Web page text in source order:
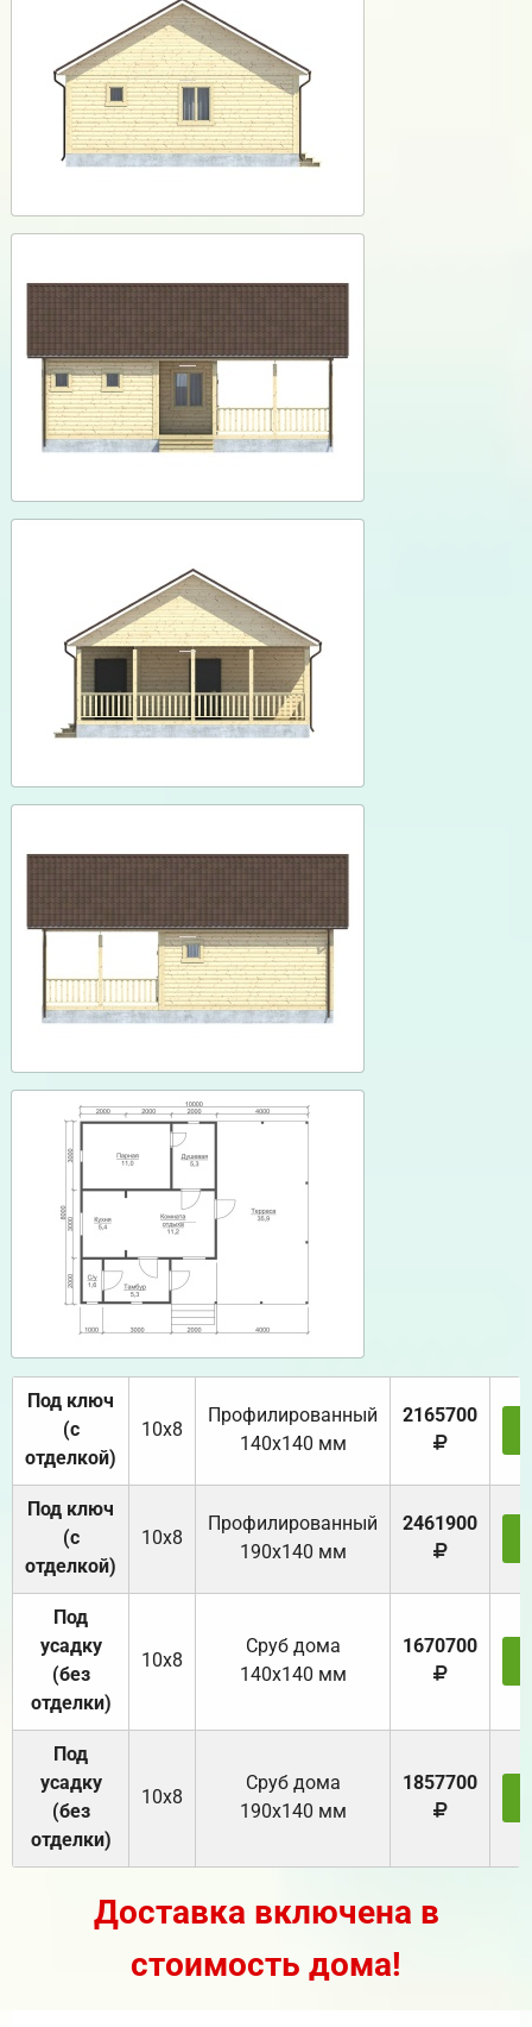
Под ключ
(с
отделкой)
10х8
Профилированный
140х140 мм
2165700
Под ключ
(с
отделкой)
10х8
Профилированный
190х140 мм
2461900
Под
усадку
(без
отделки)
10х8
Cруб дома
140х140 мм
1670700
Под
усадку
(без
отделки)
10х8
Cруб дома
190х140 мм
1857700
Доставка включена в
стоимость дома!